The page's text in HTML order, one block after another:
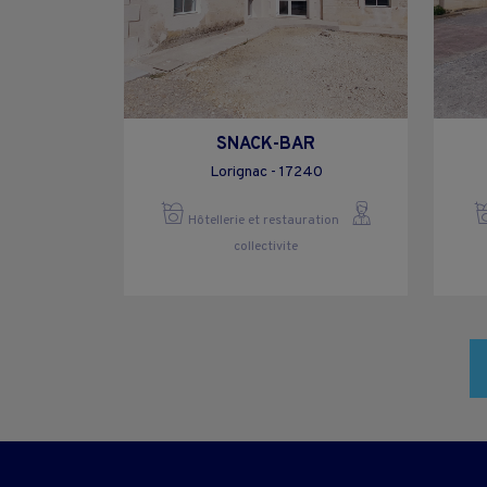
SNACK-BAR
Lorignac - 17240
Hôtellerie et restauration
collectivite